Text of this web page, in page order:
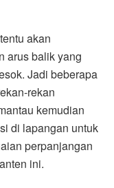
akan
arus balik yang
Jadi beberapa
rekan
kemudian
di lapangan untuk
perpanjangan
ini.